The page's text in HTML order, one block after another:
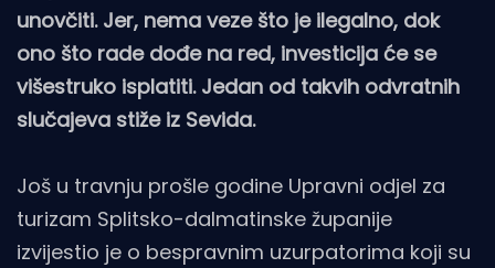
unovčiti. Jer, nema veze što je ilegalno, dok
ono što rade dođe na red, investicija će se
višestruko isplatiti. Jedan od takvih odvratnih
slučajeva stiže iz Sevida.
Još u travnju prošle godine Upravni odjel za
turizam Splitsko-dalmatinske županije
izvijestio je o bespravnim uzurpatorima koji su